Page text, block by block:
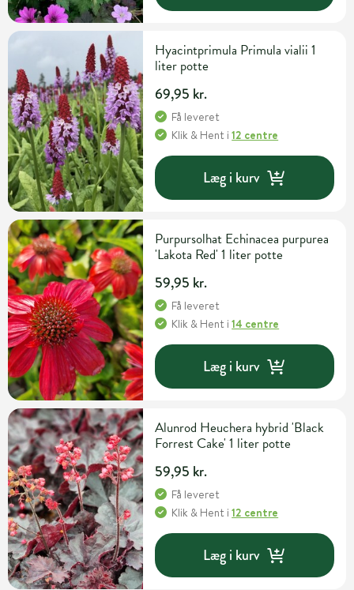
Hyacintprimula Primula vialii 1
liter potte
69,95 kr.
Få leveret
Klik & Hent i12 centre
Læg i kurv
Purpursolhat Echinacea purpurea
'Lakota Red' 1 liter potte
59,95 kr.
Få leveret
Klik & Hent i14 centre
Læg i kurv
Alunrod Heuchera hybrid 'Black
Forrest Cake' 1 liter potte
59,95 kr.
Få leveret
Klik & Hent i12 centre
Læg i kurv